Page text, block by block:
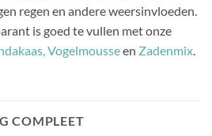
regen en andere weersinvloeden.
is goed te vullen met onze
Vogelmousseen Zadenmix.
COMPLEET